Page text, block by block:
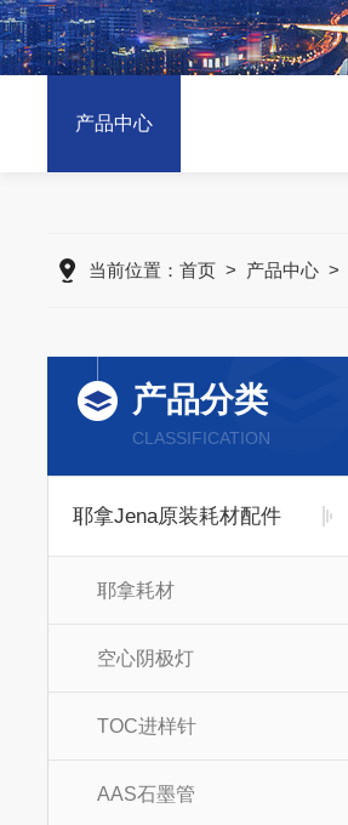
产品中心
当前位置： 首页 > 产品中心 >
产品分类
CLASSIFICATION
耶拿Jena原装耗材配件
耶拿耗材
空心阴极灯
TOC进样针
AAS石墨管